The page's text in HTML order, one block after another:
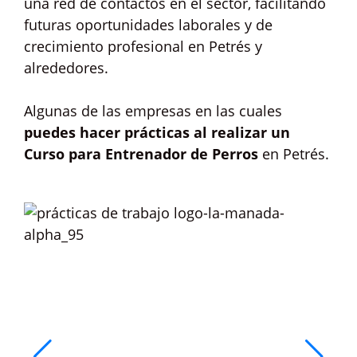
futuras oportunidades laborales y de
crecimiento profesional en Petrés y
alrededores.
Algunas de las empresas en las cuales
puedes hacer prácticas al realizar un
Curso para Entrenador de Perros en Petrés.